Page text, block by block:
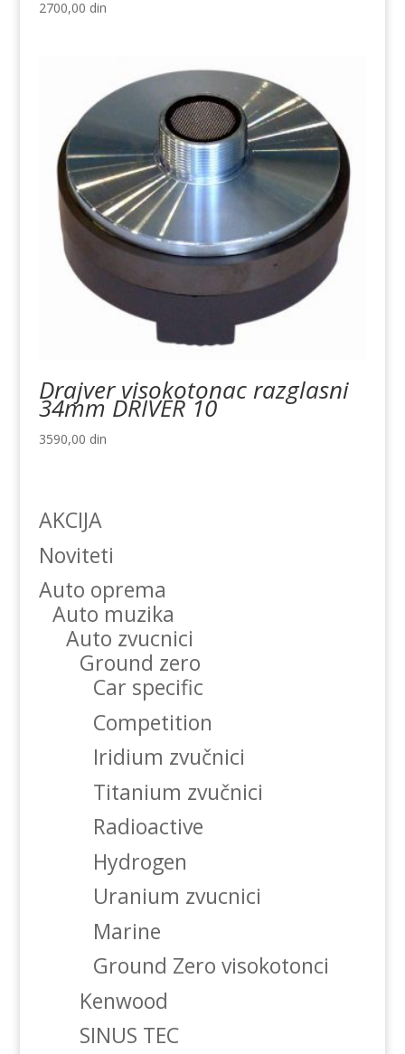
2700,00 din
Drajver visokotonac razglasni
34mm DRIVER 10
3590,00 din
AKCIJA
Noviteti
Auto oprema
Auto muzika
Auto zvucnici
Ground zero
Car specific
Competition
Iridium zvučnici
Titanium zvučnici
Radioactive
Hydrogen
Uranium zvucnici
Marine
Ground Zero visokotonci
Kenwood
SINUS TEC